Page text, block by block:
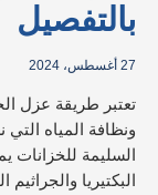
بالتفصيل
27 أغسطس، 2024
تعتبر طريقة عزل
ونظافة المياه التي
السليمة للخزانات
البكتيريا